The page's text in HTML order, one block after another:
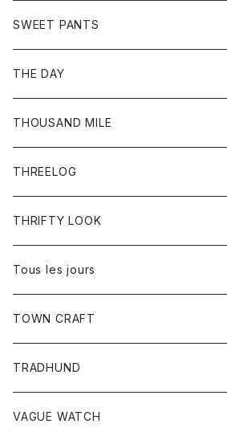
ワンピース
コート
リング
サンダル
アウター
Ｇジャン
ボトム
ジーンズ
SWEET PANTS
ボトム
ショートパンツ
THE DAY
トップス
Tシャツ
THOUSAND MILE
THREELOG
トップス
Tシャツ
THRIFTY LOOK
Tous les jours
トップス
レディース
カットソー
TOWN CRAFT
TRADHUND
セーター
VAGUE WATCH